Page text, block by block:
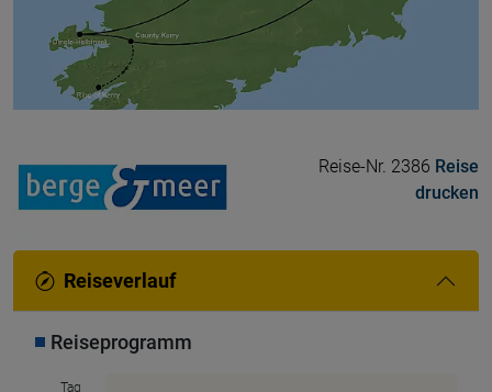
Reise-Nr. 2386 Reise
drucken
Reiseverlauf
Reiseprogramm
Tag